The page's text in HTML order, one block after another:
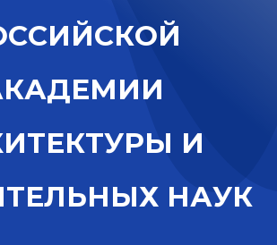
ССИЙСКОЙ
КАДЕМИИ
ИТЕКТУРЫ И
ТЕЛЬНЫХ НАУК